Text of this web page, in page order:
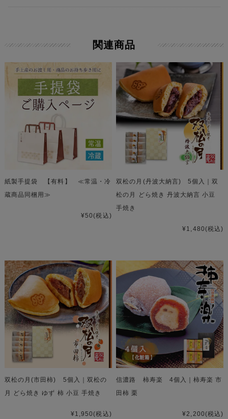
関連商品
紙製手提袋 【有料】 ≪常温・冷
蔵商品同梱用≫
¥50(税込)
双松の月(丹波大納言) 5個入｜双
松の月 どら焼き 丹波大納言 小豆
手焼き
¥1,480(税込)
双松の月(市田柿) 5個入｜双松の
月 どら焼き ゆず 柿 小豆 手焼き
¥1,950(税込)
信濃路 柿寿楽 4個入｜柿寿楽 市
田柿 栗
¥2,200(税込)